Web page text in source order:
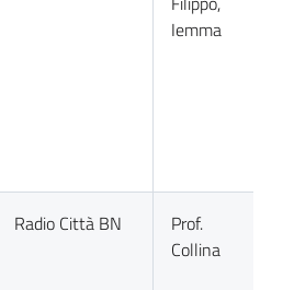
Iemma
Radio Città BN
Prof.
Collina